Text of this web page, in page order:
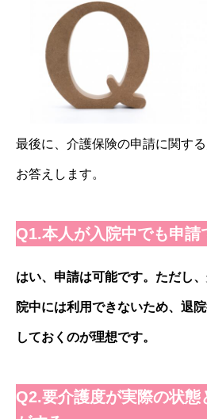
最後に、介護保険の申請に関す
お答えします。
Q1.本人が入院中でも申請
はい、申請は可能です。ただし
院中には利用できないため、退
しておくのが理想です。
Q2.要介護度が実際の状態